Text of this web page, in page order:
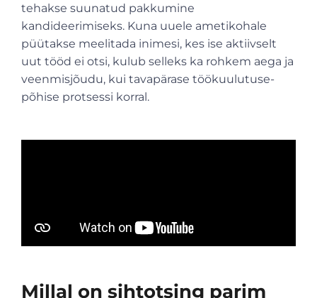
tehakse suunatud pakkumine
kandideerimiseks. Kuna uuele ametikohale
püütakse meelitada inimesi, kes ise aktiivselt
uut tööd ei otsi, kulub selleks ka rohkem aega ja
veenmisjõudu, kui tavapärase töökuulutuse-
põhise protsessi korral.
Millal on sihtotsing parim